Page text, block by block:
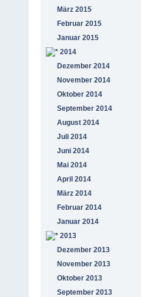
März 2015
Februar 2015
Januar 2015
2014
Dezember 2014
November 2014
Oktober 2014
September 2014
August 2014
Juli 2014
Juni 2014
Mai 2014
April 2014
März 2014
Februar 2014
Januar 2014
2013
Dezember 2013
November 2013
Oktober 2013
September 2013